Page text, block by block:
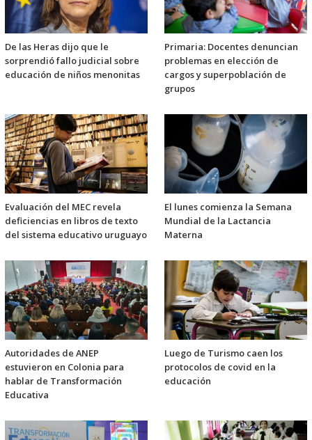
De las Heras dijo que le
sorprendió fallo judicial sobre
educación de niños menonitas
Primaria: Docentes denuncian
problemas en elección de
cargos y superpoblación de
grupos
Evaluación del MEC revela
deficiencias en libros de texto
del sistema educativo uruguayo
El lunes comienza la Semana
Mundial de la Lactancia
Materna
Autoridades de ANEP
estuvieron en Colonia para
hablar de Transformación
Educativa
Luego de Turismo caen los
protocolos de covid en la
educación